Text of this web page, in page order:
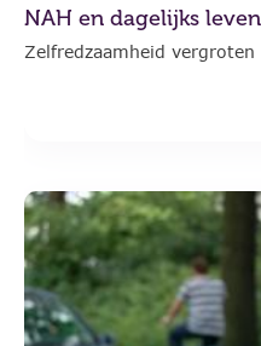
NAH en dagelijks leven
Zelfredzaamheid vergroten